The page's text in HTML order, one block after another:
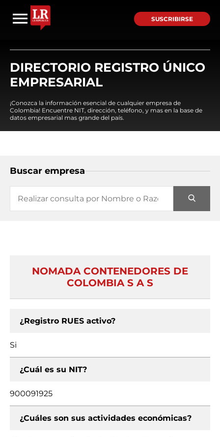
SUSCRIBIRSE
DIRECTORIO REGISTRO ÚNICO
EMPRESARIAL
¡Conozca la información esencial de cualquier empresa de
Colombia! Encuentre NIT, dirección, teléfono, y mas en la base de
datos empresarial mas grande del país.
Buscar empresa
NOMADA CONTENEDORES DE
COLOMBIA S A S
¿Registro RUES activo?
Si
¿Cuál es su NIT?
900091925
¿Cuáles son sus actividades económicas?